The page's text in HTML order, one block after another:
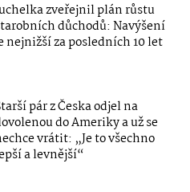
zveřejnil plán růstu
důchodů: Navýšení
nejnižší za posledních 10 let
pár z Česka odjel na
do Ameriky a už se
vrátit: „Je to všechno
a levnější“